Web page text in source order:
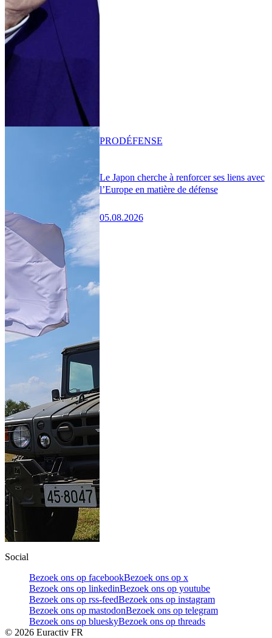
Le Japon cherche à renforcer ses liens avec
l’Europe en matière de défense
05.08.2026
PRODÉFENSE
Social
Bezoek ons op facebookBezoek ons op x
Bezoek ons op linkedinBezoek ons op youtube
Bezoek ons op rss-feedBezoek ons op instagram
Bezoek ons op mastodonBezoek ons op telegram
Bezoek ons op blueskyBezoek ons op threads
© 2026 Euractiv FR